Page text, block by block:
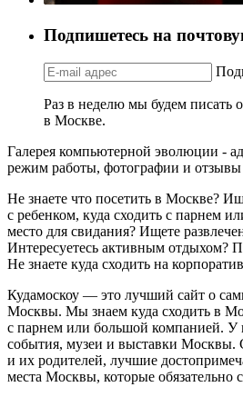
Подпишетесь на
Раз в неделю мы будем писать
в Москве.
Галерея компьютерной эволюции -
режим работы, фотографии и отзывы
Не знаете что посетить в Москве?
с ребенком, куда сходить с парнем
место для свидания? Ищете
Интересуетесь активным отдыхом?
Не знаете куда сходить на
Кудамоскоу — это лучший сайт о
Москвы. Мы знаем куда сходить в
с парнем или большой компанией. У
события, музеи и выставки Москвы.
и их родителей, лучшие
места Москвы, которые обязательно